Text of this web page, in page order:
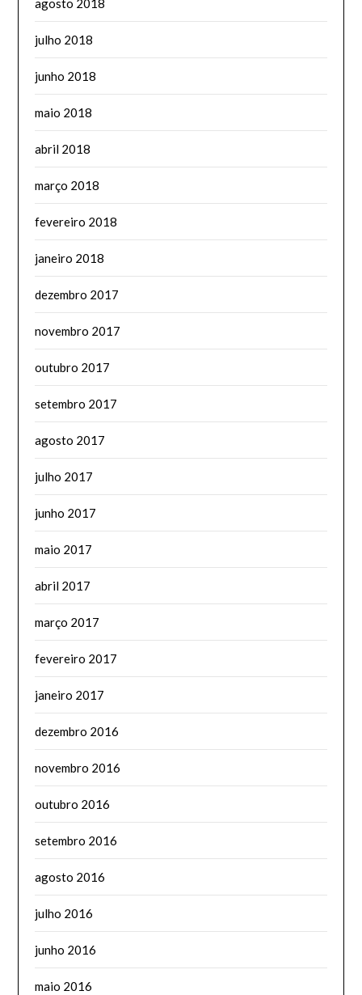
agosto 2018
julho 2018
junho 2018
maio 2018
abril 2018
março 2018
fevereiro 2018
janeiro 2018
dezembro 2017
novembro 2017
outubro 2017
setembro 2017
agosto 2017
julho 2017
junho 2017
maio 2017
abril 2017
março 2017
fevereiro 2017
janeiro 2017
dezembro 2016
novembro 2016
outubro 2016
setembro 2016
agosto 2016
julho 2016
junho 2016
maio 2016